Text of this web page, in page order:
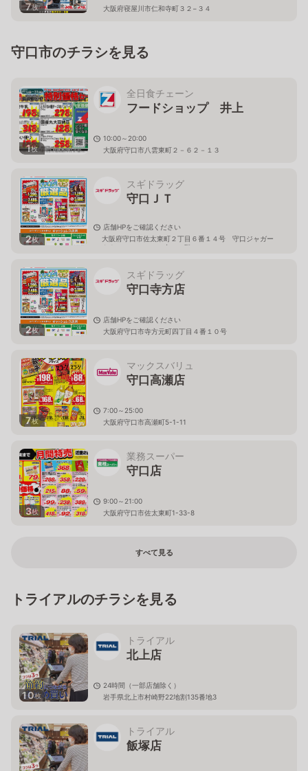
7枚 大阪府寝屋川市仁和寺町３２−３４
守口市のチラシを見る
1枚
全日食チェーン
フードショップ 井上
10:00～20:00
大阪府守口市八雲東町２－６２－１３
2枚
スギドラッグ
守口ＪＴ
店舗HPをご確認ください
大阪府守口市佐太東町２丁目６番１４号 守口ジャガー
タウン ＧＲＥＥＮ内 １階
2枚
スギドラッグ
守口寺方店
店舗HPをご確認ください
大阪府守口市寺方元町四丁目４番１０号
7枚
マックスバリュ
守口高瀬店
7:00～25:00
大阪府守口市高瀬町5-1-11
3枚
業務スーパー
守口店
9:00～21:00
大阪府守口市佐太東町1-33-8
すべて見る
トライアルのチラシを見る
10枚
トライアル
北上店
24時間（一部店舗除く）
岩手県北上市村崎野22地割135番地3
トライアル
飯塚店